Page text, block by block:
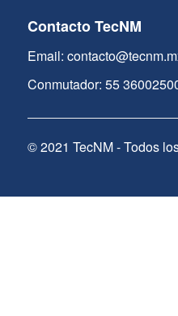
Contacto TecNM
Email:
Conmutador: 55
© 2021 TecNM - Todos